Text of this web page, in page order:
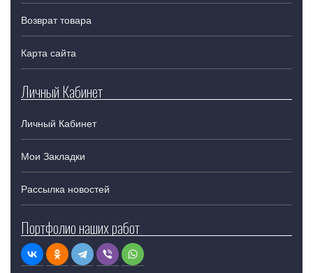
Возврат товара
Карта сайта
Личный Кабинет
Личный Кабинет
Мои Закладки
Рассылка новостей
Портфолио наших работ